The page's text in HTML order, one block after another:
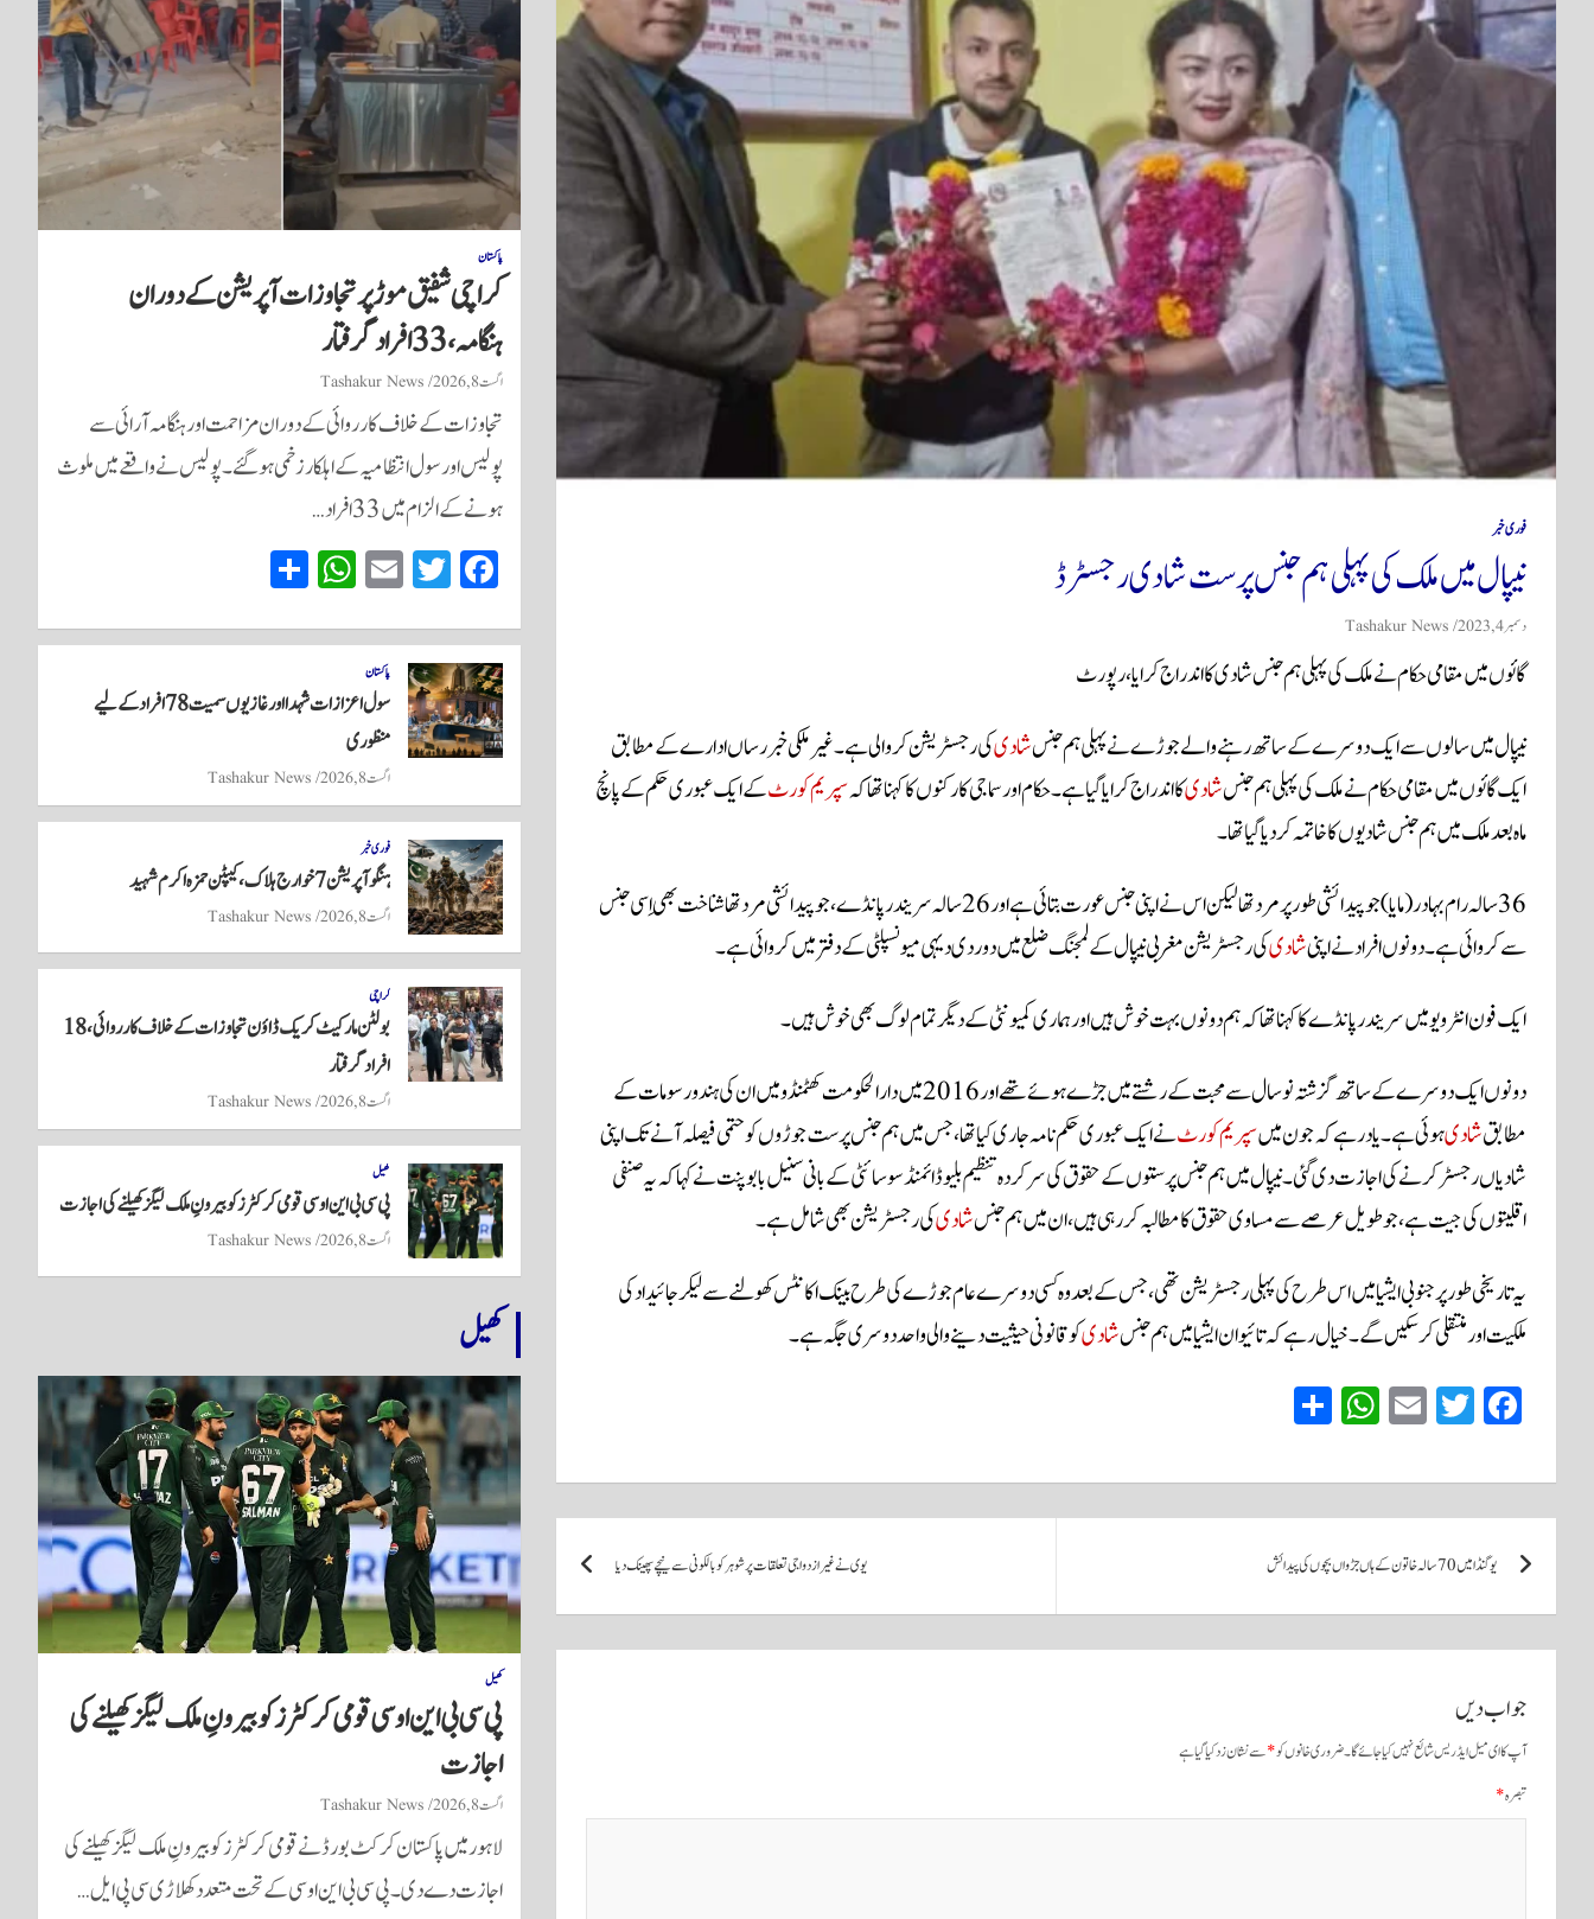
فوری خبر
نیپال میں ملک کی پہلی ہم جنس پرست شادی رجسٹرڈ
دسمبر 4, 2023 Tashakur News
گائوں میں مقامی حکام نے ملک کی پہلی ہم جنس شادی کا اندراج کرایا ،رپورٹ
نیپال میں سالوں سے ایک دوسرے کے ساتھ رہنے والے جوڑے نے پہلی ہم جنسشادیکی رجسٹریشن کروالی ہے۔غیرملکی خبررساں ادارے کے مطابق
ایک گائوں میں مقامی حکام نے ملک کی پہلی ہم جنسشادیکا اندراج کرایا گیا ہے۔حکام اورسماجی کارکنوں کا کہنا تھا کہسپریم کورٹکے ایک عبوری حکم کے پانچ
ماہ بعد ملک میں ہم جنس شادیوں کا خاتمہ کردیا گیا تھا۔
36 سالہ رام بہادر(مایا) جو پیدائشی طور پر مرد تھا لیکن اس نے اپنی جنس عورت بتائی ہے اور 26 سالہ سریندر پانڈے، جو پیدائشی مرد تھا شناخت بھی اِسی جنس
سے کروائی ہے۔دونوں افراد نے اپنیشادیکی رجسٹریشن مغربی نیپال کے لمجنگ ضلع میں دوردی دیہی میونسپلٹی کے دفتر میں کروائی ہے۔
ایک فون انٹرویو میں سریندر پانڈے کا کہنا تھا کہ ہم دونوں بہت خوش ہیں اور ہماری کمیونٹی کے دیگر تمام لوگ بھی خوش ہیں۔
دونوں ایک دوسرے کے ساتھ گزشتہ نو سال سے محبت کے رشتے میں جڑے ہوئے تھے اور2016 میں دارالحکومت کھٹمنڈو میں ان کی ہندو رسومات کے
مطابقشادیہوئی ہے۔یاد رہے کہ جون میںسپریم کورٹنے ایک عبوری حکم نامہ جاری کیا تھا، جس میں ہم جنس پرست جوڑوں کو حتمی فیصلہ آنے تک اپنی
شادیاں رجسٹر کرنے کی اجازت دی گئی۔نیپال میں ہم جنس پرستوں کے حقوق کی سرکردہ تنظیم بلیو ڈائمنڈ سوسائٹی کے بانی سنیل بابو پنت نے کہا کہ یہ صنفی
اقلیتوں کی جیت ہے، جو طویل عرصے سے مساوی حقوق کا مطالبہ کر رہی ہیں، ان میں ہم جنسشادیکی رجسٹریشن بھی شامل ہے۔
یہ تاریخی طور پر جنوبی ایشیا میں اس طرح کی پہلی رجسٹریشن تھی، جس کے بعد وہ کسی دوسرے عام جوڑے کی طرح بینک اکانٹس کھولنے سے لیکر جائیداد کی
ملکیت اور منتقلی کرسکیں گے۔خیال رہے کہ تائیوان ایشیا میں ہم جنسشادیکو قانونی حیثیت دینے والی واحد دوسری جگہ ہے۔
Fa
ce
bo
ok
T
wi
tte
r
E
m
ail
W
ha
ts
A
pp
re
پوسٹوں
نیویگیشن
یوگنڈا میں 70 سالہ خاتون کے ہاں جڑواں بچوں کی پیدائش یوی نے غیر ازدواجی تعلقات پر شوہر کو بالکونی سے نیچے پھینک دیا
جواب دیں
آپ کا ای میل ایڈریس شائع نہیں کیا جائے گا۔ضروری خانوں کو*سے نشان زد کیا گیا ہے
تبصرہ*
پاکستان
کراچی شفیق موڑ پر تجاوزات آپریشن کے دوران
ہنگامہ، 33 افراد گرفتار
اگست 8, 2026 Tashakur News
تجاوزات کے خلاف کارروائی کے دوران مزاحمت اور ہنگامہ آرائی سے
پولیس اور سول انتظامیہ کے اہلکار زخمی ہوگئے۔ پولیس نے واقعے میں ملوث
ہونے کے الزام میں 33 افراد…
Fa
ce
bo
ok
T
wi
tte
r
E
m
ail
W
ha
ts
A
pp
re
پاکستان
سول اعزازات شہدا اور غازیوں سمیت 78 افراد کے لیے
منظوری
اگست 8, 2026 Tashakur News
فوری خبر
ہنگو آپریشن 7 خوارج ہلاک، کیپٹن حمزہ اکرم شہید
اگست 8, 2026 Tashakur News
کراچی
بولٹن مارکیٹ کریک ڈاؤن تجاوزات کے خلاف کارروائی، 18
افراد گرفتار
اگست 8, 2026 Tashakur News
کھیل
پی سی بی این او سی قومی کرکٹرز کو بیرونِ ملک لیگز کھیلنے کی اجازت
اگست 8, 2026 Tashakur News
کھیل
کھیل
پی سی بی این او سی قومی کرکٹرز کو بیرونِ ملک لیگز کھیلنے کی
اجازت
اگست 8, 2026 Tashakur News
لاہور میں پاکستان کرکٹ بورڈ نے قومی کرکٹرز کو بیرونِ ملک لیگز کھیلنے کی
اجازت دے دی۔ پی سی بی این او سی کے تحت متعدد کھلاڑی سی پی ایل…